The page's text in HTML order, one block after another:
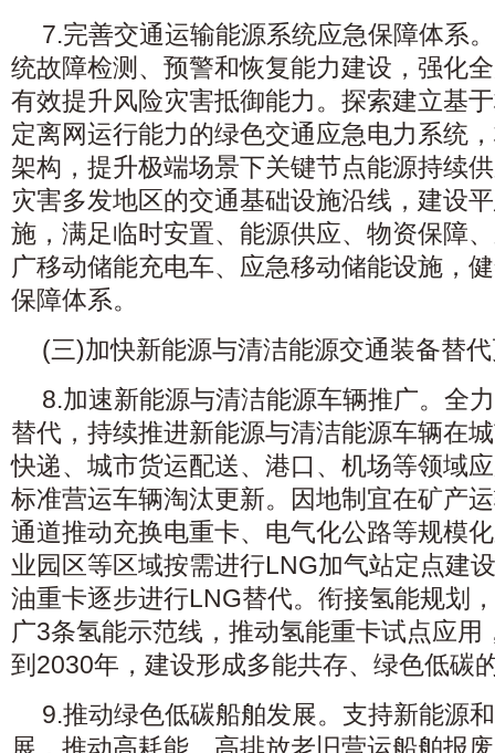
7.完善交通运输能源系统应急保障体系
统故障检测、预警和恢复能力建设，强化
有效提升风险灾害抵御能力。探索建立基
定离网运行能力的绿色交通应急电力系统
架构，提升极端场景下关键节点能源持续
灾害多发地区的交通基础设施沿线，建设
施，满足临时安置、能源供应、物资保障
广移动储能充电车、应急移动储能设施，
保障体系。
(三)加快新能源与清洁能源交通装备替
8.加速新能源与清洁能源车辆推广。全
替代，持续推进新能源与清洁能源车辆在
快递、城市货运配送、港口、机场等领域
标准营运车辆淘汰更新。因地制宜在矿产
通道推动充换电重卡、电气化公路等规模
业园区等区域按需进行LNG加气站定点建
油重卡逐步进行LNG替代。衔接氢能规划
广3条氢能示范线，推动氢能重卡试点应用
到2030年，建设形成多能共存、绿色低碳
9.推动绿色低碳船舶发展。支持新能源